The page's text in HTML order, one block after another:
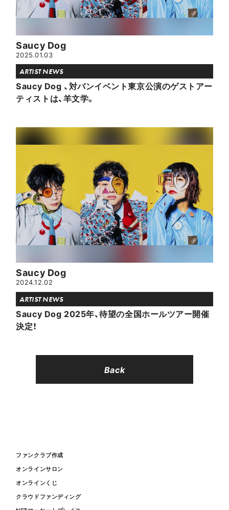
Saucy Dog
2025.01.03
ARTIST NEWS
Saucy Dog 、対バンイベント東京公演のゲストアー
ティストは、羊文学。
Saucy Dog
2024.12.02
ARTIST NEWS
Saucy Dog 2025年、待望の全国ホールツアー開催
決定！
Back
ファンクラブ作成
オンラインサロン
オンラインくじ
クラウドファンディング